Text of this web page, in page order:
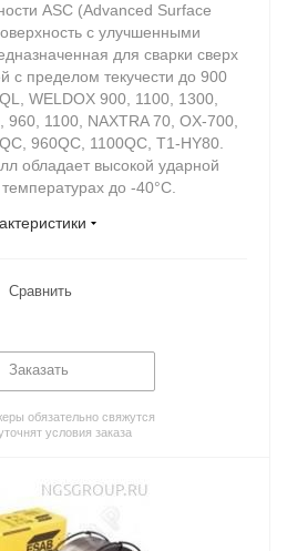
ASC (Advanced Surface
с улучшенными
для сварки сверх
с пределом текучести до 900
WELDOX 900, 1100, 1300,
960, 1100, NAXTRA 70, OX-700,
960QC, 1100QC, T1-HY80.
обладает высокой ударной
до -40°С.
Сравнить
Заказать
обязательно свяжутся
условия заказа